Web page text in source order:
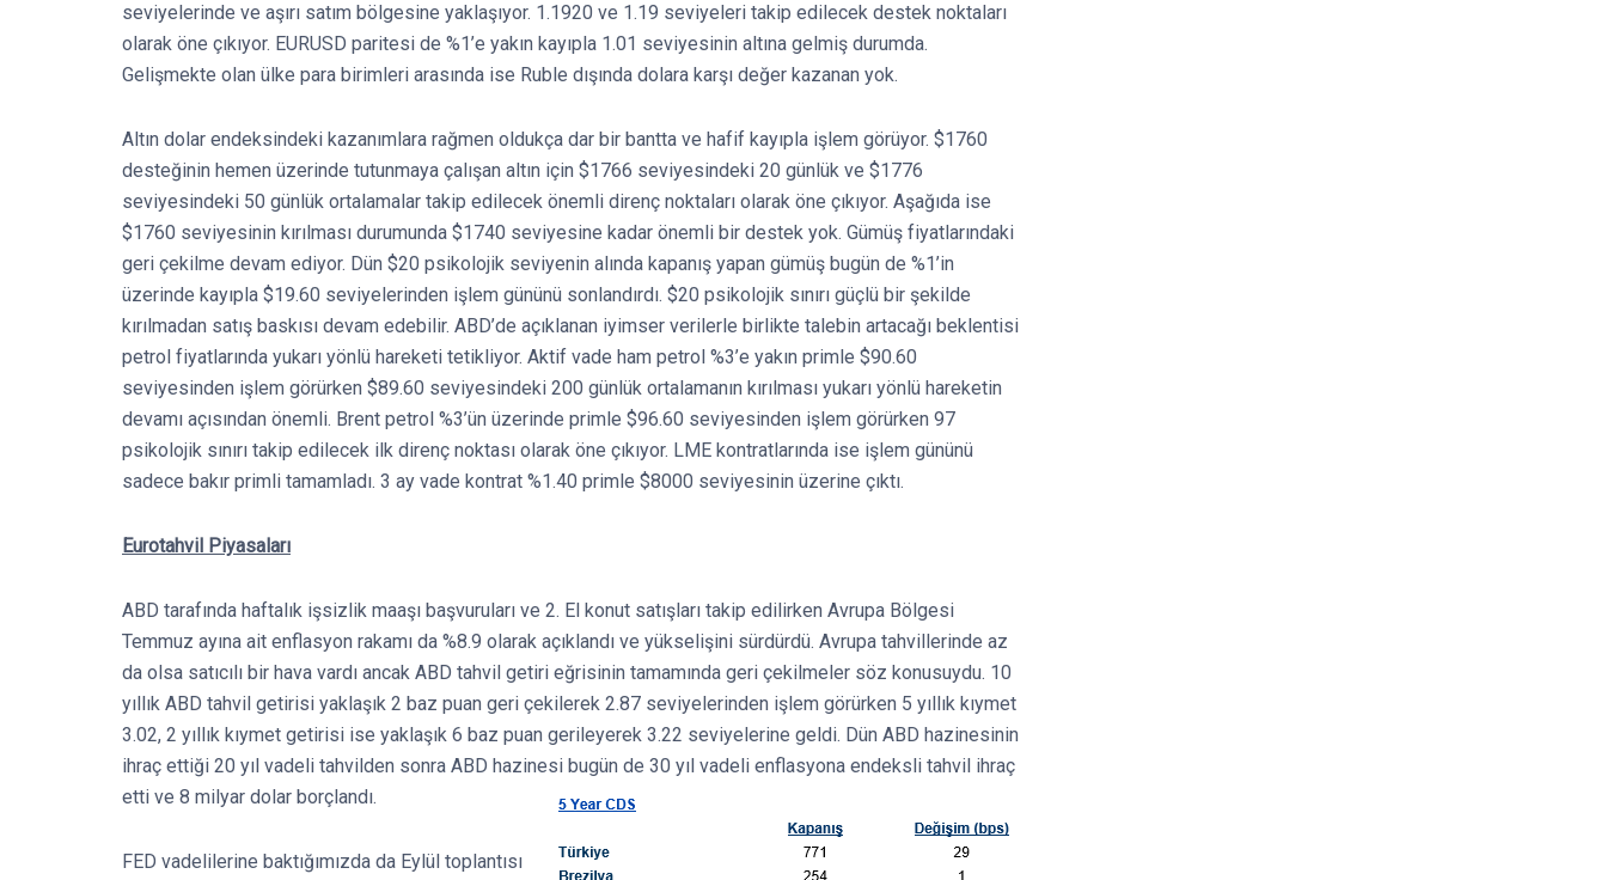
seviyelerinde ve aşırı satım bölgesine yaklaşıyor. 1.1920 ve 1.19 seviyeleri takip edilecek destek noktaları
olarak öne çıkıyor. EURUSD paritesi de %1’e yakın kayıpla 1.01 seviyesinin altına gelmiş durumda.
Gelişmekte olan ülke para birimleri arasında ise Ruble dışında dolara karşı değer kazanan yok.
Altın dolar endeksindeki kazanımlara rağmen oldukça dar bir bantta ve hafif kayıpla işlem görüyor. $1760
desteğinin hemen üzerinde tutunmaya çalışan altın için $1766 seviyesindeki 20 günlük ve $1776
seviyesindeki 50 günlük ortalamalar takip edilecek önemli direnç noktaları olarak öne çıkıyor. Aşağıda ise
$1760 seviyesinin kırılması durumunda $1740 seviyesine kadar önemli bir destek yok. Gümüş fiyatlarındaki
geri çekilme devam ediyor. Dün $20 psikolojik seviyenin alında kapanış yapan gümüş bugün de %1’in
üzerinde kayıpla $19.60 seviyelerinden işlem gününü sonlandırdı. $20 psikolojik sınırı güçlü bir şekilde
kırılmadan satış baskısı devam edebilir. ABD’de açıklanan iyimser verilerle birlikte talebin artacağı beklentisi
petrol fiyatlarında yukarı yönlü hareketi tetikliyor. Aktif vade ham petrol %3’e yakın primle $90.60
seviyesinden işlem görürken $89.60 seviyesindeki 200 günlük ortalamanın kırılması yukarı yönlü hareketin
devamı açısından önemli. Brent petrol %3’ün üzerinde primle $96.60 seviyesinden işlem görürken 97
psikolojik sınırı takip edilecek ilk direnç noktası olarak öne çıkıyor. LME kontratlarında ise işlem gününü
sadece bakır primli tamamladı. 3 ay vade kontrat %1.40 primle $8000 seviyesinin üzerine çıktı.
Eurotahvil Piyasaları
ABD tarafında haftalık işsizlik maaşı başvuruları ve 2. El konut satışları takip edilirken Avrupa Bölgesi
Temmuz ayına ait enflasyon rakamı da %8.9 olarak açıklandı ve yükselişini sürdürdü. Avrupa tahvillerinde az
da olsa satıcılı bir hava vardı ancak ABD tahvil getiri eğrisinin tamamında geri çekilmeler söz konusuydu. 10
yıllık ABD tahvil getirisi yaklaşık 2 baz puan geri çekilerek 2.87 seviyelerinden işlem görürken 5 yıllık kıymet
3.02, 2 yıllık kıymet getirisi ise yaklaşık 6 baz puan gerileyerek 3.22 seviyelerine geldi. Dün ABD hazinesinin
ihraç ettiği 20 yıl vadeli tahvilden sonra ABD hazinesi bugün de 30 yıl vadeli enflasyona endeksli tahvil ihraç
etti ve 8 milyar dolar borçlandı.
FED vadelilerine baktığımızda da Eylül toplantısı